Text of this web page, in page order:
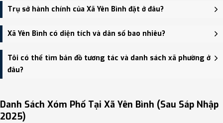
Xã Yên Bình được thành lập trên cơ sở sáp nhập Xã Hòa Bình
(huyện Hữu Lũng), Xã Quyết Thắng, Xã Yên Bình.
Trụ sở hành chính của Xã Yên Bình đặt ở đâu?
Trụ sở hành chính mới của Xã Yên Bình đặt tại Trụ sở Đảng ủy,
HĐND, UBND xã Yên Bình - trung tâm khu vực thuận tiện giao
thông.
Xã Yên Bình có diện tích và dân số bao nhiêu?
Xã Yên Bình có Diện tích: 119.22 km², Dân số: 14,813 người, Mật độ
dân số: Khoảng 124.25 người/km²
Tôi có thể tìm bản đồ tương tác và danh sách xã phường ở
đâu?
địa điểm tại: VReview.vn - Nền tảng review địa điểm, dịch vụ và du
lịch uy tín tại Việt Nam.
Danh Sách Xóm Phố Tại Xã Yên Bình (sau Sáp Nhập
2025)